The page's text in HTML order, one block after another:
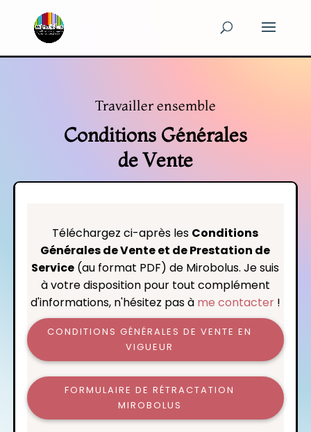
Travailler ensemble
Conditions Générales
de Vente
Téléchargez ci-après les Conditions
Générales de Vente et de Prestation de
Service (au format PDF) de Mirobolus. Je suis
à votre disposition pour tout complément
d'informations, n'hésitez pas à me contacter!
CONDITIONS GÉNÉRALES DE VENTE EN
VIGUEUR
FORMULAIRE DE RÉTRACTATION
MIROBOLUS